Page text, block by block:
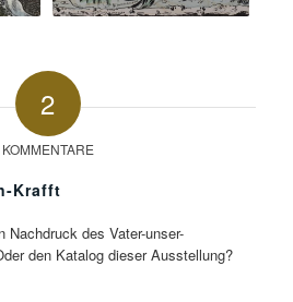
2
KOMMENTARE
Krafft
Nachdruck des Vater-unser-
den Katalog dieser Ausstellung?